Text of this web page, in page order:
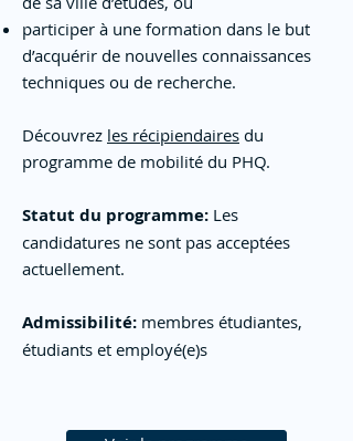
participer à une formation dans le but
d’acquérir de nouvelles connaissances
techniques ou de recherche.
Découvrez les récipiendaires du
programme de mobilité du PHQ.
Statut du programme: Les
candidatures ne sont pas acceptées
actuellement.
Admissibilité: membres étudiantes,
étudiants et employé(e)s